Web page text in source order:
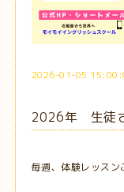
2026-01-05
2026年 生徒
毎週、体験レッス